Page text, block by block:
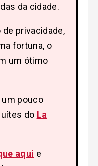
da cidade.
privacidade,
fortuna, o
um ótimo
um pouco
do La
aqui e